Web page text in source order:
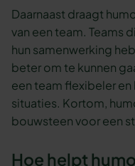
Daarnaast draagt
van een team. Teams
hun samenwerking
beter om te kunnen
een team flexibeler
situaties. Kortom,
bouwsteen voor een
Hoe helpt